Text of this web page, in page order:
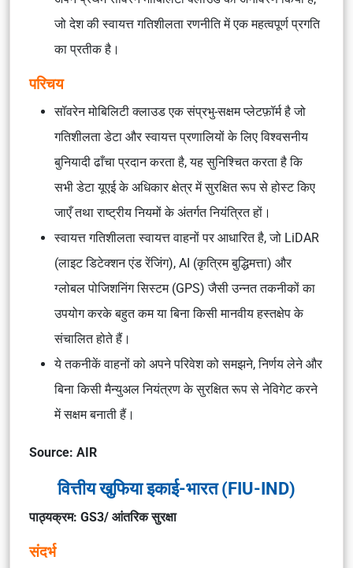
जो देश की स्वायत्त गतिशीलता रणनीति में एक महत्वपूर्ण प्रगति
का प्रतीक है।
परिचय
सॉवरेन मोबिलिटी क्लाउड एक संप्रभु-सक्षम प्लेटफ़ॉर्म है जो
गतिशीलता डेटा और स्वायत्त प्रणालियों के लिए विश्वसनीय
बुनियादी ढाँचा प्रदान करता है, यह सुनिश्चित करता है कि
सभी डेटा यूएई के अधिकार क्षेत्र में सुरक्षित रूप से होस्ट किए
जाएँ तथा राष्ट्रीय नियमों के अंतर्गत नियंत्रित हों।
स्वायत्त गतिशीलता स्वायत्त वाहनों पर आधारित है, जो LiDAR
(लाइट डिटेक्शन एंड रेंजिंग), AI (कृत्रिम बुद्धिमत्ता) और
ग्लोबल पोजिशनिंग सिस्टम (GPS) जैसी उन्नत तकनीकों का
उपयोग करके बहुत कम या बिना किसी मानवीय हस्तक्षेप के
संचालित होते हैं।
ये तकनीकें वाहनों को अपने परिवेश को समझने, निर्णय लेने और
बिना किसी मैन्युअल नियंत्रण के सुरक्षित रूप से नेविगेट करने
में सक्षम बनाती हैं।
Source: AIR
वित्तीय खुफिया इकाई-भारत (FIU-IND)
पाठ्यक्रम: GS3/ आंतरिक सुरक्षा
संदर्भ